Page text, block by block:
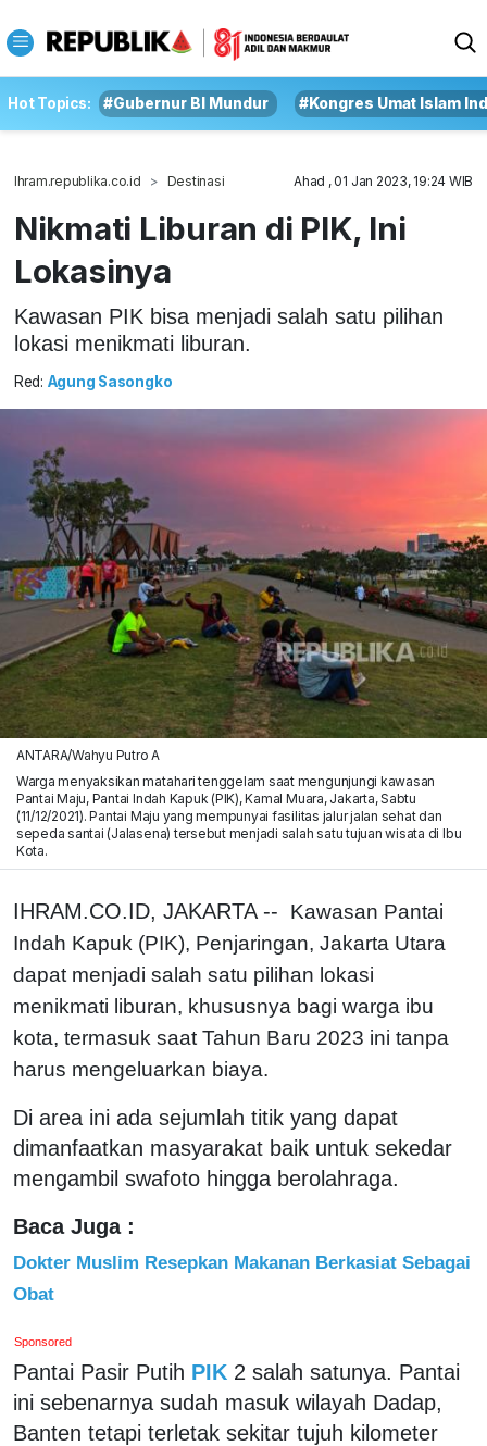
Hot Topics: #Gubernur BI Mundur #Kongres Umat Islam
Ihram.republika.co.id Destinasi Ahad , 01 Jan 2023, 19:24 WIB
Nikmati Liburan di PIK, Ini
Lokasinya
Kawasan PIK bisa menjadi salah satu pilihan
lokasi menikmati liburan.
Red: Agung Sasongko
ANTARA/Wahyu Putro A
Warga menyaksikan matahari tenggelam saat mengunjungi kawasan
Pantai Maju, Pantai Indah Kapuk (PIK), Kamal Muara, Jakarta, Sabtu
(11/12/2021). Pantai Maju yang mempunyai fasilitas jalur jalan sehat dan
sepeda santai (Jalasena) tersebut menjadi salah satu tujuan wisata di Ibu
Kota.
IHRAM.CO.ID, JAKARTA --
Kawasan Pantai
Indah Kapuk (PIK), Penjaringan, Jakarta Utara
dapat menjadi salah satu pilihan lokasi
menikmati liburan, khususnya bagi warga ibu
kota, termasuk saat Tahun Baru 2023 ini tanpa
harus mengeluarkan biaya.
Di area ini ada sejumlah titik yang dapat
dimanfaatkan masyarakat baik untuk sekedar
mengambil swafoto hingga berolahraga.
Baca Juga :
Dokter Muslim Resepkan Makanan Berkasiat Sebagai
Obat
Sponsored
Pantai Pasir Putih PIK 2 salah satunya. Pantai
ini sebenarnya sudah masuk wilayah Dadap,
Banten tetapi terletak sekitar tujuh kilometer